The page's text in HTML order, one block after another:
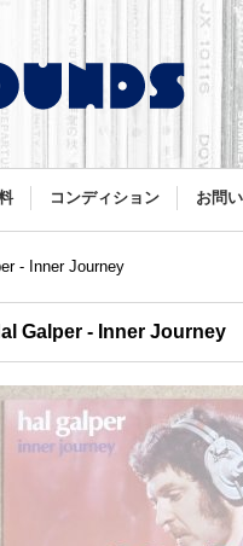
コンディション お問
- Inner Journey
Galper - Inner Journey